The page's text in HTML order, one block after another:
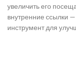
увеличить его
внутренние ссылки —
инструмент для